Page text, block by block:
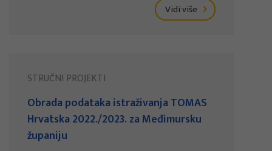
Vidi više
STRUČNI PROJEKTI
Obrada podataka istraživanja TOMAS
Hrvatska 2022./2023. za Međimursku
županiju